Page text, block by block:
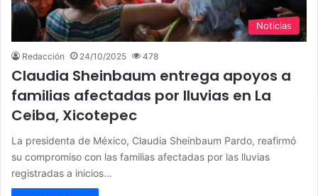
Noticias
Redacción 24/10/2025 478
Claudia Sheinbaum entrega apoyos a
familias afectadas por lluvias en La
Ceiba, Xicotepec
La presidenta de México, Claudia Sheinbaum Pardo, reafirmó
su compromiso con las familias afectadas por las lluvias
registradas a inicios…